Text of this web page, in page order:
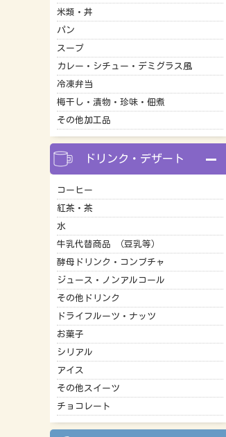
米類・丼
パン
スープ
カレー・シチュー・デミグラス風
冷凍弁当
梅干し・漬物・珍味・佃煮
その他加工品
ドリンク・デザート
コーヒー
紅茶・茶
水
牛乳代替商品 （豆乳等）
酵母ドリンク・コンブチャ
ジュース・ノンアルコール
その他ドリンク
ドライフルーツ・ナッツ
お菓子
シリアル
アイス
その他スイーツ
チョコレート